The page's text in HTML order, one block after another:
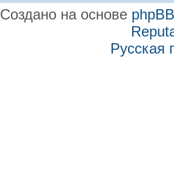
Создано на основе phpBB
Русская